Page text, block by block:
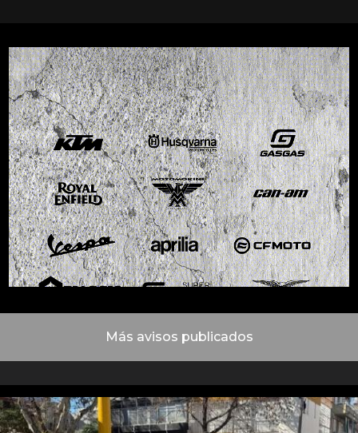
Más avisos publicados